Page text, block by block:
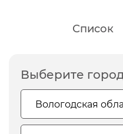
Список
Выберите